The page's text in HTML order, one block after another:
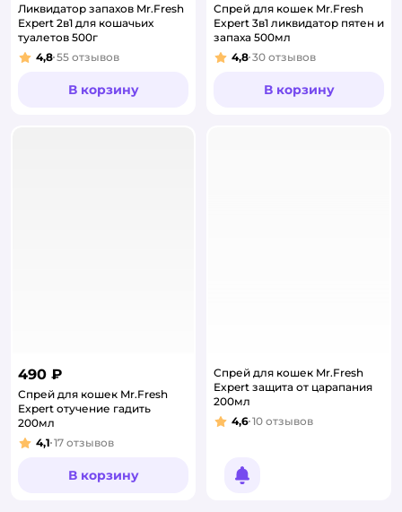
Ликвидатор запахов Mr.Fresh
Expert 2в1 для кошачьих
туалетов 500г
Рейтинг:
4,8 55 отзывов
В корзину
Спрей для кошек Mr.Fresh
Expert 3в1 ликвидатор пятен и
запаха 500мл
Рейтинг:
4,8 30 отзывов
В корзину
490 ₽
Спрей для кошек Mr.Fresh
Expert отучение гадить
200мл
Рейтинг:
4,1 17 отзывов
В корзину
Спрей для кошек Mr.Fresh
Expert защита от царапания
200мл
Рейтинг:
4,6 10 отзывов
Уведомить о появлении